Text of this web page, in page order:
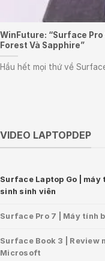
WinFuture: “Surface Pro
Forest Và Sapphire”
Hầu hết mọi thứ về
VIDEO LAPTOPDEP
Surface Laptop Go | máy
sinh sinh viên
Surface Pro 7 | Máy tính
Surface Book 3 | Review
Microsoft